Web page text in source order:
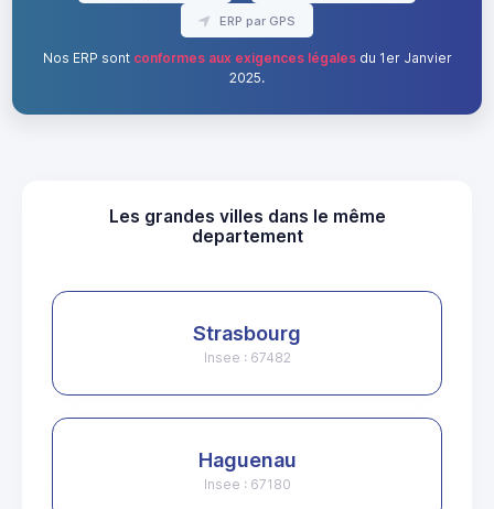
ERP par GPS
Nos ERP sont conformes aux exigences légalesdu 1er Janvier
2025.
Les grandes villes dans le même
departement
Strasbourg
Insee : 67482
Haguenau
Insee : 67180